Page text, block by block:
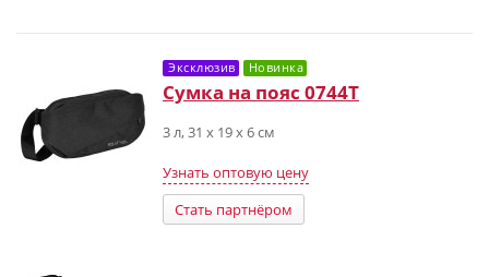
Эксклюзив Новинка
Сумка на пояс 0744T
3 л, 31 х 19 х 6 см
Узнать оптовую цену
Стать партнёром